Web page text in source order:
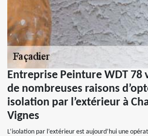
Entreprise Peinture WDT 78
de nombreuses raisons
isolation par l’extérieur à
Vignes
L’isolation par l’extérieur est aujourd’hui une